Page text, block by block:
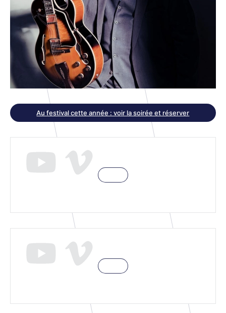
Au festival cette année : voir la soirée et réserver